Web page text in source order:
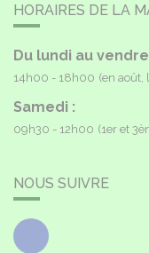
HORAIRES DE LA
Du lundi au
14h00 - 18h00 (en août,
Samedi :
09h30 - 12h00 (1er et
NOUS SUIVRE
Facebook